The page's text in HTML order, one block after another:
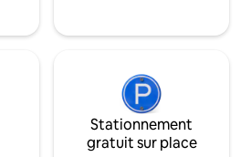
Stationnement
gratuit sur place